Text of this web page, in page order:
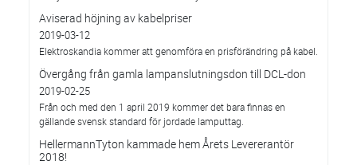
Aviserad höjning av kabelpriser
2019-03-12
Elektroskandia kommer att genomföra en prisförändring på kabel.
Övergång från gamla lampanslutningsdon till DCL-don
2019-02-25
Från och med den 1 april 2019 kommer det bara finnas en
gällande svensk standard för jordade lamputtag.
HellermannTyton kammade hem Årets Levererantör
2018!